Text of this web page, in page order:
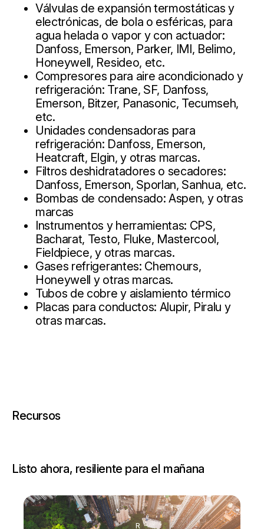
Válvulas de expansión termostáticas y
electrónicas, de bola o esféricas, para
agua helada o vapor y con actuador:
Danfoss, Emerson, Parker, IMI, Belimo,
Honeywell, Resideo, etc.
Compresores para aire acondicionado y
refrigeración: Trane, SF, Danfoss,
Emerson, Bitzer, Panasonic, Tecumseh,
etc.
Unidades condensadoras para
refrigeración: Danfoss, Emerson,
Heatcraft, Elgin, y otras marcas.
Filtros deshidratadores o secadores:
Danfoss, Emerson, Sporlan, Sanhua, etc.
Bombas de condensado: Aspen, y otras
marcas
Instrumentos y herramientas: CPS,
Bacharat, Testo, Fluke, Mastercool,
Fieldpiece, y otras marcas.
Gases refrigerantes: Chemours,
Honeywell y otras marcas.
Tubos de cobre y aislamiento térmico
Placas para conductos: Alupir, Piralu y
otras marcas.
Recursos
Listo ahora, resiliente para el mañana
R